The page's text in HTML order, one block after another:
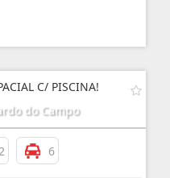
C/ PISCINA!
do Campo
6